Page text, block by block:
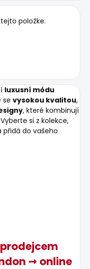
položke.
luxusní módu
se vysokou kvalitou,
, které kombinují
si z kolekce,
do vašeho
➞ online